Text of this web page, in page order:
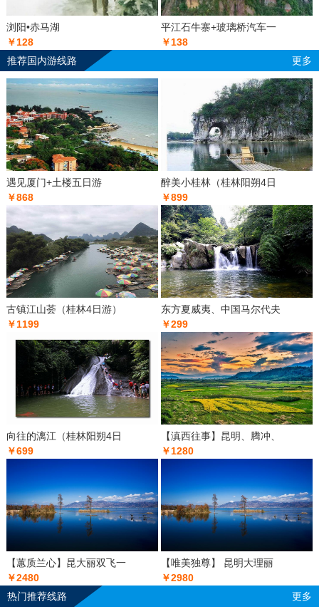
浏阳•赤马湖
￥128
平江石牛寨+玻璃桥汽车一
￥138
推荐国内游线路
更多
遇见厦门+土楼五日游
￥868
醉美小桂林（桂林阳朔4日
￥899
古镇江山荟（桂林4日游）
￥1199
东方夏威夷、中国马尔代夫
￥299
向往的漓江（桂林阳朔4日
￥699
【滇西往事】昆明、腾冲、
￥1280
【蕙质兰心】昆大丽双飞一
￥2480
【唯美独尊】 昆明大理丽
￥2980
热门推荐线路
更多